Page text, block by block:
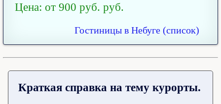
Цена: от 900 руб. руб.
Гостиницы в Небуге (список)
Краткая справка на тему курорты.